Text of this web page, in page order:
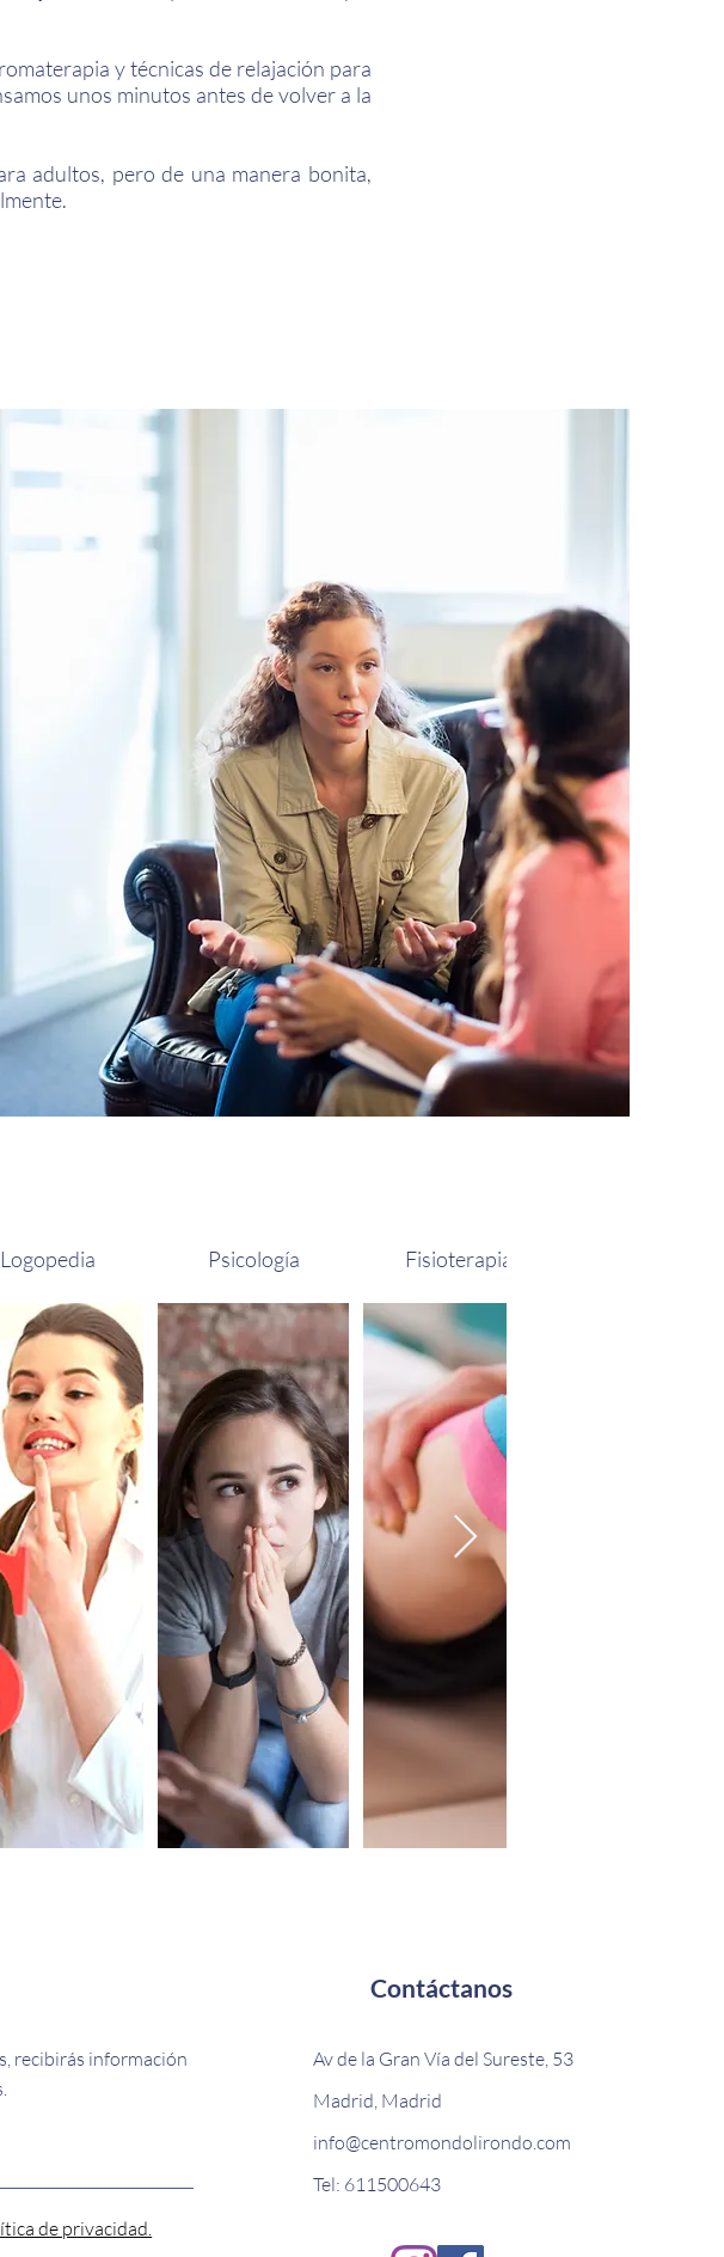
y técnicas de relajación para
unos minutos antes de volver a la
adultos, pero de una manera bonita,
Logopedia Psicología Fisioterapia
recibirás información
de privacidad.
Contáctanos
Av de la Gran Vía del Sureste, 53
Madrid, Madrid
info@centromondolirondo.com
Tel: 611500643